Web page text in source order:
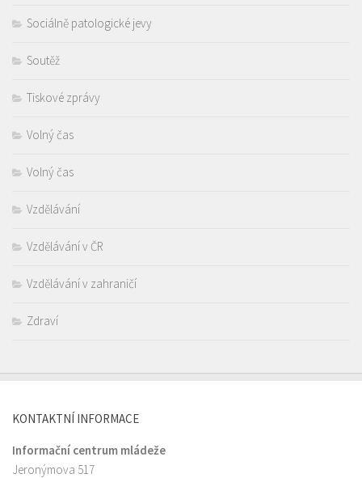
Sociálně patologické jevy
Soutěž
Tiskové zprávy
Volný čas
Volný čas
Vzdělávání
Vzdělávání v ČR
Vzdělávání v zahraničí
Zdraví
KONTAKTNÍ INFORMACE
Informační centrum mládeže
Jeronýmova 517